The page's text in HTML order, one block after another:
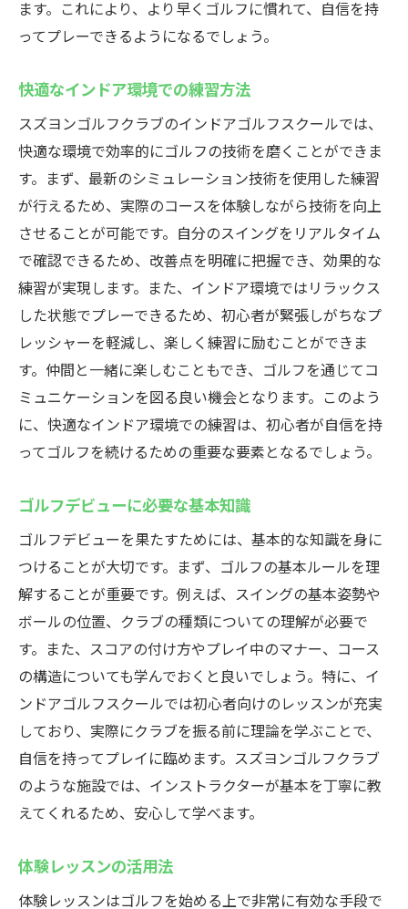
ます。これにより、より早くゴルフに慣れて、自信を持
ってプレーできるようになるでしょう。
快適なインドア環境での練習方法
スズヨンゴルフクラブのインドアゴルフスクールでは、
快適な環境で効率的にゴルフの技術を磨くことができま
す。まず、最新のシミュレーション技術を使用した練習
が行えるため、実際のコースを体験しながら技術を向上
させることが可能です。自分のスイングをリアルタイム
で確認できるため、改善点を明確に把握でき、効果的な
練習が実現します。また、インドア環境ではリラックス
した状態でプレーできるため、初心者が緊張しがちなプ
レッシャーを軽減し、楽しく練習に励むことができま
す。仲間と一緒に楽しむこともでき、ゴルフを通じてコ
ミュニケーションを図る良い機会となります。このよう
に、快適なインドア環境での練習は、初心者が自信を持
ってゴルフを続けるための重要な要素となるでしょう。
ゴルフデビューに必要な基本知識
ゴルフデビューを果たすためには、基本的な知識を身に
つけることが大切です。まず、ゴルフの基本ルールを理
解することが重要です。例えば、スイングの基本姿勢や
ボールの位置、クラブの種類についての理解が必要で
す。また、スコアの付け方やプレイ中のマナー、コース
の構造についても学んでおくと良いでしょう。特に、イ
ンドアゴルフスクールでは初心者向けのレッスンが充実
しており、実際にクラブを振る前に理論を学ぶことで、
自信を持ってプレイに臨めます。スズヨンゴルフクラブ
のような施設では、インストラクターが基本を丁寧に教
えてくれるため、安心して学べます。
体験レッスンの活用法
体験レッスンはゴルフを始める上で非常に有効な手段で